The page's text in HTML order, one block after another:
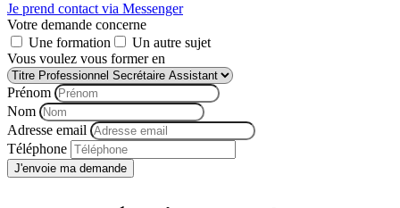
Je prend contact via Messenger
Votre demande concerne
Une formation
Un autre sujet
Vous voulez vous former en
Prénom
Nom
Adresse email
Téléphone
J'envoie ma demande